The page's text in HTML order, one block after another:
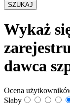
SZUKAJ
Wykaż
dawca
Ocena
Słaby